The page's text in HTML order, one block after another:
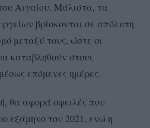
Αιγαίου. Μάλιστα, τα
βρίσκονται σε απόλυτη
μεταξύ τους, ώστε οι
καταβληθούν στους
επόμενες ημέρες.
θα αφορά οφειλές που
εξάμηνο του 2021, ενώ η